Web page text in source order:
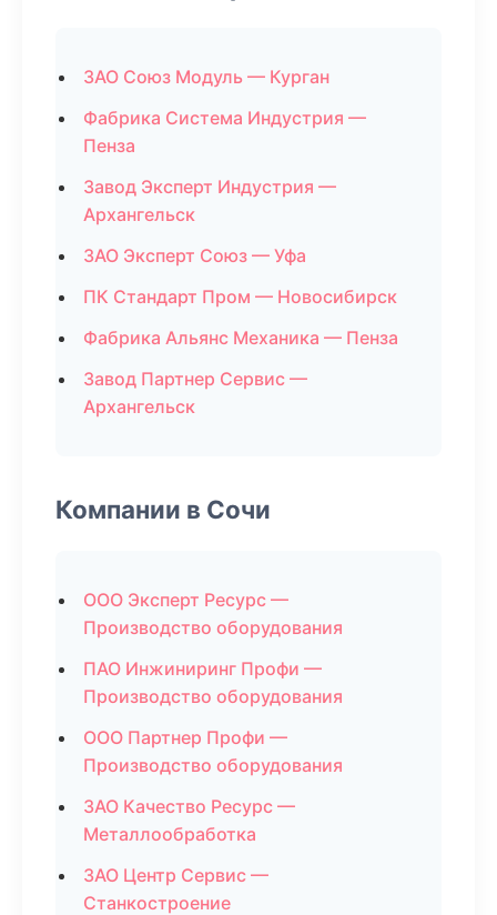
ЗАО Союз Модуль — Курган
Фабрика Система Индустрия —
Пенза
Завод Эксперт Индустрия —
Архангельск
ЗАО Эксперт Союз — Уфа
ПК Стандарт Пром — Новосибирск
Фабрика Альянс Механика — Пенза
Завод Партнер Сервис —
Архангельск
Компании в Сочи
ООО Эксперт Ресурс —
Производство оборудования
ПАО Инжиниринг Профи —
Производство оборудования
ООО Партнер Профи —
Производство оборудования
ЗАО Качество Ресурс —
Металлообработка
ЗАО Центр Сервис —
Станкостроение